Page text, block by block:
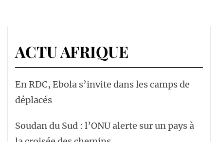
ACTU AFRIQUE
En RDC, Ebola s’invite dans les camps de
déplacés
Soudan du Sud : l’ONU alerte sur un pays à